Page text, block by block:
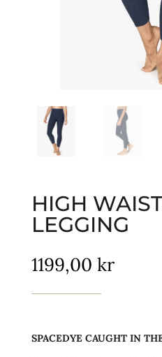
HIGH
LEGGING
1199,00 kr
SPACEDYE CAUGHT IN